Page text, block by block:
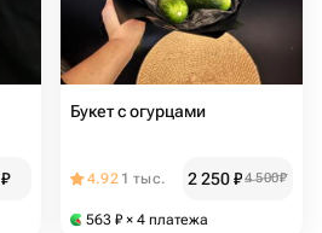
₽
Букет с огурцами
4.92 1 тыс. 2 250₽4 500₽
563 ₽ × 4 платежа